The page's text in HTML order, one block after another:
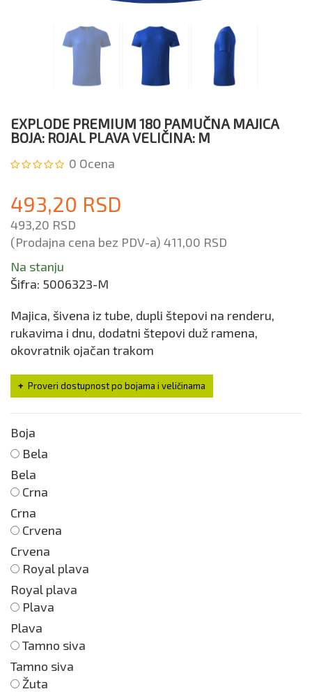
EXPLODE PREMIUM 180 PAMUČNA MAJICA
BOJA: ROJAL PLAVA VELIČINA: M
0 Ocena
493,20 RSD
493,20 RSD
(Prodajna cena bez PDV-a) 411,00 RSD
Na stanju
Šifra: 5006323-M
Majica, šivena iz tube, dupli štepovi na renderu,
rukavima i dnu, dodatni štepovi duž ramena,
okovratnik ojačan trakom
Proveri dostupnost po bojama i veličinama
Boja
Bela
Bela
Crna
Crna
Crvena
Crvena
Royal plava
Royal plava
Plava
Plava
Tamno siva
Tamno siva
Žuta